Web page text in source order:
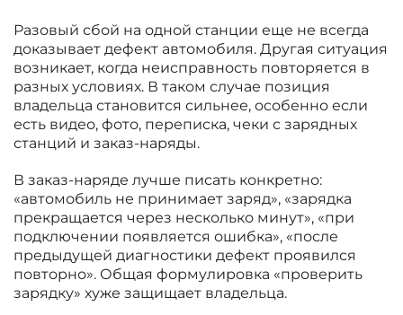
Разовый сбой на одной станции еще не всегда
доказывает дефект автомобиля. Другая ситуация
возникает, когда неисправность повторяется в
разных условиях. В таком случае позиция
владельца становится сильнее, особенно если
есть видео, фото, переписка, чеки с зарядных
станций и заказ-наряды.
В заказ-наряде лучше писать конкретно:
«автомобиль не принимает заряд», «зарядка
прекращается через несколько минут», «при
подключении появляется ошибка», «после
предыдущей диагностики дефект проявился
повторно». Общая формулировка «проверить
зарядку» хуже защищает владельца.